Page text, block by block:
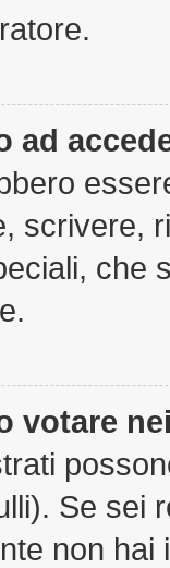
ad
scrivere,
che
votare
Se sei
non hai